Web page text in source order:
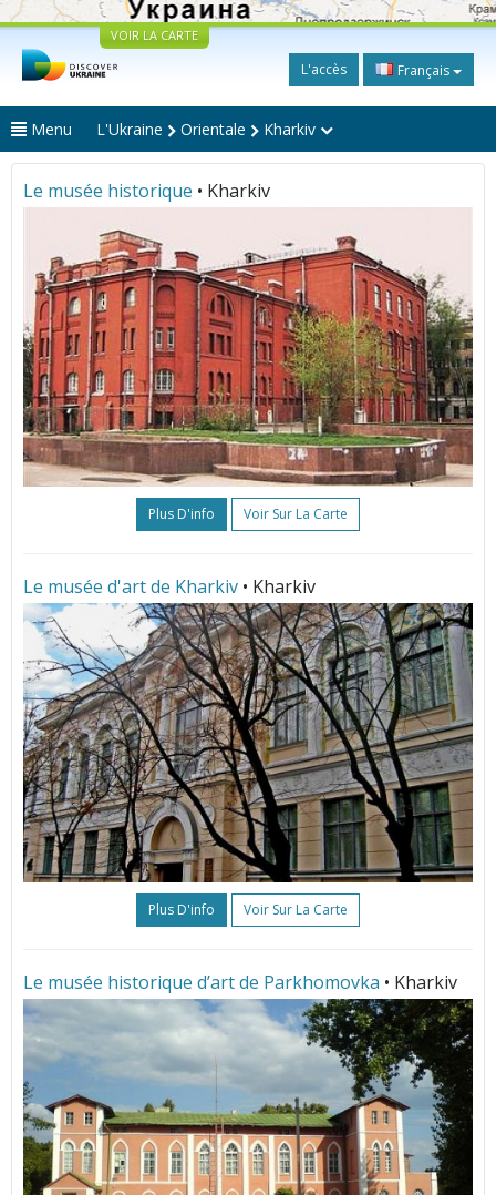
VOIR LA CARTE
L'accès Français
Menu L'Ukraine Orientale Kharkiv
Le musée historique • Kharkiv
Plus D'info Voir Sur La Carte
Le musée d'art de Kharkiv • Kharkiv
Plus D'info Voir Sur La Carte
Le musée historique d’art de Parkhomovka • Kharkiv